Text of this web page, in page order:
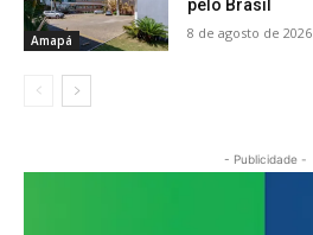
Amapá
pelo Brasil
8 de agosto de 2026
- Publicidade -